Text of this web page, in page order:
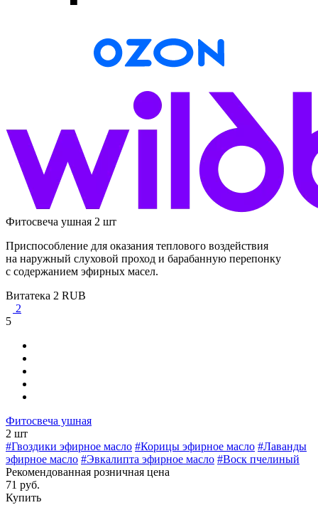
Фитосвеча ушная 2 шт
Приспособление для оказания теплового воздействия
на наружный слуховой проход и барабанную перепонку
с содержанием эфирных масел.
Витатека 2 RUB
2
5
Фитосвеча ушная
2 шт
#Гвоздики эфирное масло #Корицы эфирное масло #Лаванды
эфирное масло #Эвкалипта эфирное масло #Воск пчелиный
Рекомендованная розничная цена
71 руб.
Купить